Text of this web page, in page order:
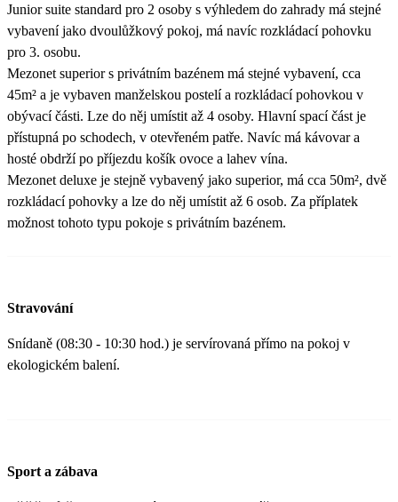
Junior suite standard pro 2 osoby s výhledem do zahrady má stejné
vybavení jako dvoulůžkový pokoj, má navíc rozkládací pohovku
pro 3. osobu.
Mezonet superior s privátním bazénem má stejné vybavení, cca
45m² a je vybaven manželskou postelí a rozkládací pohovkou v
obývací části. Lze do něj umístit až 4 osoby. Hlavní spací část je
přístupná po schodech, v otevřeném patře. Navíc má kávovar a
hosté obdrží po příjezdu košík ovoce a lahev vína.
Mezonet deluxe je stejně vybavený jako superior, má cca 50m², dvě
rozkládací pohovky a lze do něj umístit až 6 osob. Za příplatek
možnost tohoto typu pokoje s privátním bazénem.
Stravování
Snídaně (08:30 - 10:30 hod.) je servírovaná přímo na pokoj v
ekologickém balení.
Sport a zábava